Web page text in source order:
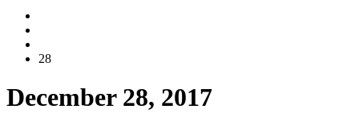
28
December 28, 2017